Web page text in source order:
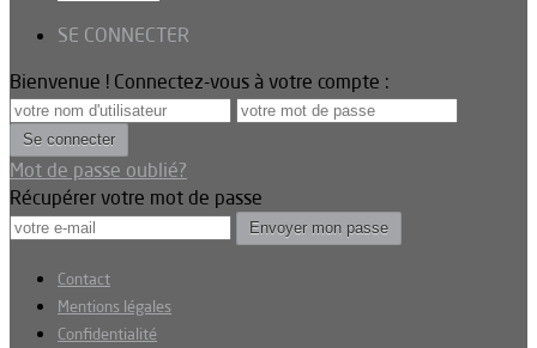
SE CONNECTER
Bienvenue ! Connectez-vous à votre compte :
Mot de passe oublié?
Récupérer votre mot de passe
Contact
Mentions légales
Confidentialité